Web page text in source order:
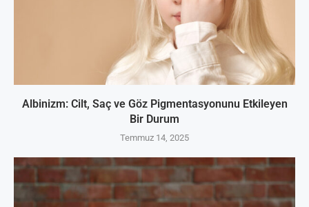
Albinizm: Cilt, Saç ve Göz Pigmentasyonunu Etkileyen
Bir Durum
Temmuz 14, 2025